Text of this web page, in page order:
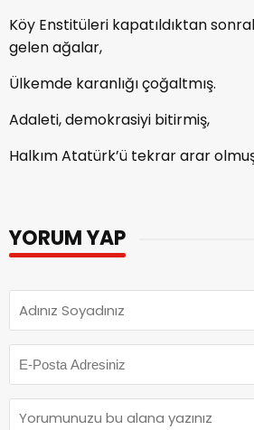
Köy Enstitüleri kapatıldıktan
gelen ağalar,
Ülkemde karanlığı çoğaltmış.
Adaleti, demokrasiyi bitirmiş,
Halkım Atatürk’ü tekrar arar
YORUM YAP